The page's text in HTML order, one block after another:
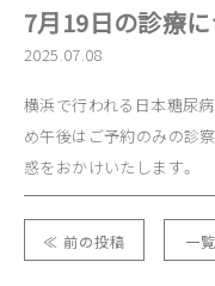
7月19日の診療
2025.07.08
横浜で行われる日本糖尿
め午後はご予約のみの診
惑をおかけいたします。
≪ 前の投稿 一